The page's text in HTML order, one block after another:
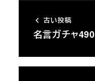
古い投稿
名言ガチャ490